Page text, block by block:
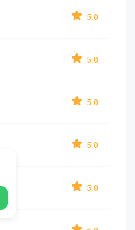
5.0
5.0
5.0
5.0
5.0